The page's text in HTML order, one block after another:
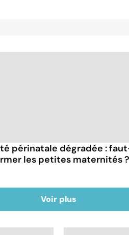
périnatale dégradée :
les petites maternités ?
Voir plus